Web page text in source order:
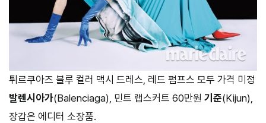
튀르쿠아즈 블루 컬러 맥시 드레스, 레드 펌프스 모두 가격 미정
발렌시아가(Balenciaga), 민트 랩스커트 60만원 기준(Kijun),
장갑은 에디터 소장품.